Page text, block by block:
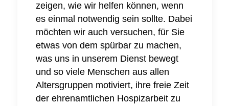
zeigen, wie wir helfen können, wenn
es einmal notwendig sein sollte. Dabei
möchten wir auch versuchen, für Sie
etwas von dem spürbar zu machen,
was uns in unserem Dienst bewegt
und so viele Menschen aus allen
Altersgruppen motiviert, ihre freie Zeit
der ehrenamtlichen Hospizarbeit zu